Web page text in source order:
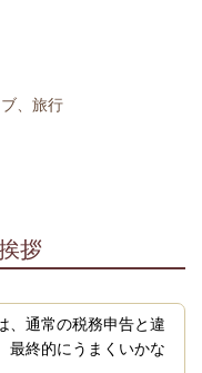
、旅行
拶
、通常の税務申告と違
、最終的にうまくいかな